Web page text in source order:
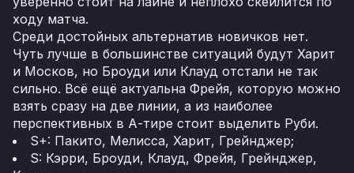
ходу матча.
Среди достойных альтернатив новичков нет.
Чуть лучше в большинстве ситуаций будут Харит
и Москов, но Броуди или Клауд отстали не так
сильно. Всё ещё актуальна Фрейя, которую можно
взять сразу на две линии, а из наиболее
перспективных в А-тире стоит выделить Руби.
S+: Пакито, Мелисса, Харит, Грейнджер;
S: Кэрри, Броуди, Клауд, Фрейя, Грейнджер,